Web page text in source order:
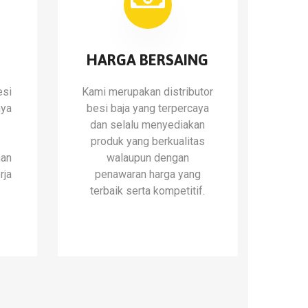
HARGA BERSAING
Kami merupakan distributor
besi baja yang terpercaya
dan selalu menyediakan
produk yang berkualitas
walaupun dengan
penawaran harga yang
terbaik serta kompetitif.